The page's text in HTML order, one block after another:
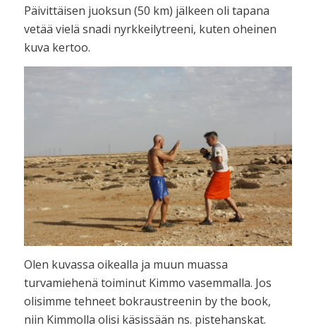
Päivittäisen juoksun (50 km) jälkeen oli tapana
vetää vielä snadi nyrkkeilytreeni, kuten oheinen
kuva kertoo.
Olen kuvassa oikealla ja muun muassa
turvamiehenä toiminut Kimmo vasemmalla. Jos
olisimme tehneet bokraustreenin by the book,
niin Kimmolla olisi käsissään ns. pistehanskat.